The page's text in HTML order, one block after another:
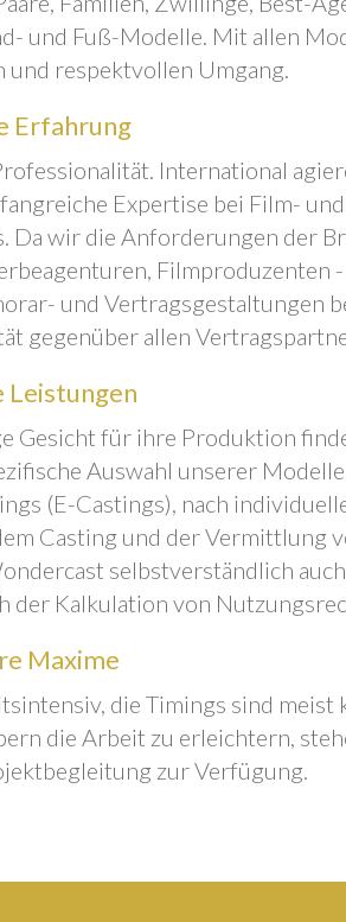
und Fuß-Modelle. Mit allen
und respektvollen Umgang.
Erfahrung
International
Expertise bei Film-
Da wir die Anforderungen der
Filmproduzenten
und Vertragsgestaltungen
gegenüber allen
Leistungen
Gesicht für ihre Produktion
Auswahl unserer
(E-Castings), nach
Casting und der Vermittlung
selbstverständlich
der Kalkulation von
Maxime
die Timings sind meist
die Arbeit zu erleichtern,
zur Verfügung.